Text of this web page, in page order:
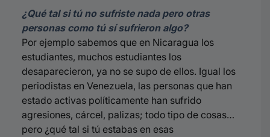
¿Qué tal si tú no sufriste nada pero otras
personas como tú sí sufrieron algo?
Por ejemplo sabemos que en Nicaragua los
estudiantes, muchos estudiantes los
desaparecieron, ya no se supo de ellos. Igual los
periodistas en Venezuela, las personas que han
estado activas políticamente han sufrido
agresiones, cárcel, palizas; todo tipo de cosas…
pero ¿qué tal si tú estabas en esas